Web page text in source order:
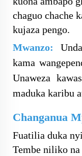
chaguo chache
kujaza pengo.
Mwanzo:
kama
Unaweza
maduka karibu
Changanua
Fuatilia duka
Tembe niliko na